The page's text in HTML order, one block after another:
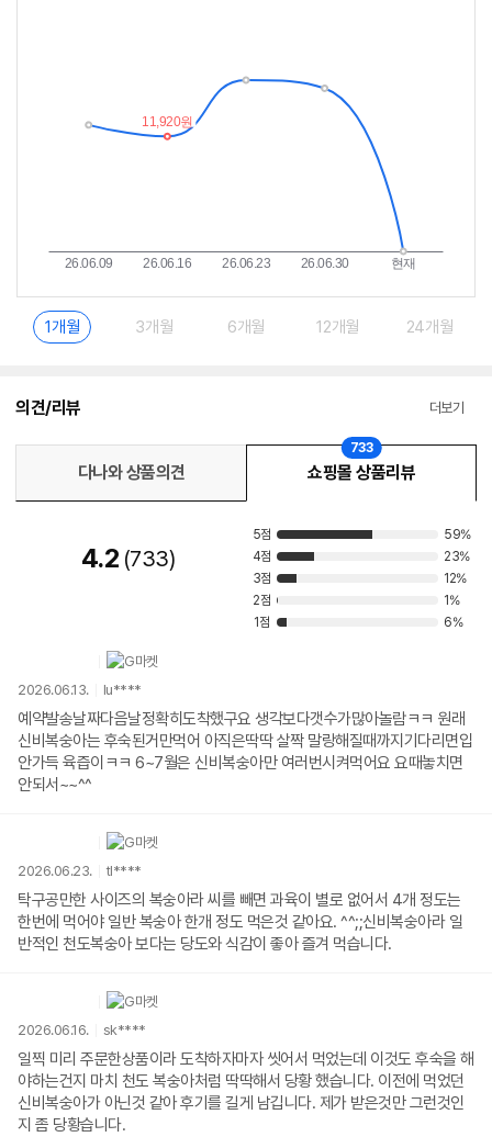
1개월 3개월 6개월 12개월 24개월
의견/리뷰 더보기
다나와 상품의견 쇼핑몰 상품리뷰
733
4.2 733
5점
59%
4점
23%
3점
12%
2점
1%
1점
6%
2026.06.13. lu****
예약발송날짜다음날정확히도착했구요 생각보다갯수가많아놀람ㅋㅋ 원래
신비복숭아는 후숙된거만먹어 아직은딱딱 살짝 말랑해질때까지기다리면입
안가득 육즙이ㅋㅋ 6~7월은 신비복숭아만 여러번시켜먹어요 요때놓치면
안되서~~^^
2026.06.23. tl****
탁구공만한 사이즈의 복숭아라 씨를 빼면 과육이 별로 없어서 4개 정도는
한번에 먹어야 일반 복숭아 한개 정도 먹은것 같아요. ^^;;신비복숭아라 일
반적인 천도복숭아 보다는 당도와 식감이 좋아 즐겨 먹습니다.
2026.06.16. sk****
일찍 미리 주문한상품이라 도착하자마자 씻어서 먹었는데 이것도 후숙을 해
야하는건지 마치 천도 복숭아처럼 딱딱해서 당황 했습니다. 이전에 먹었던
신비복숭아가 아닌것 같아 후기를 길게 남깁니다. 제가 받은것만 그런것인
지 좀 당황습니다.